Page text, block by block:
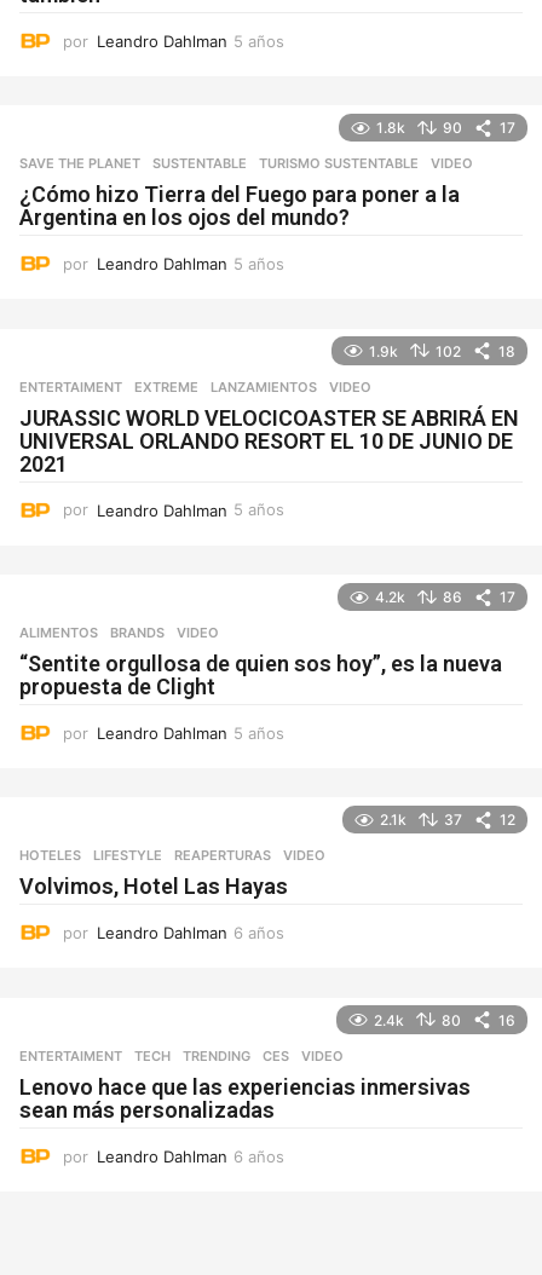
por Leandro Dahlman 5 años
1.8k 90 17
SAVE THE PLANET ,SUSTENTABLE ,TURISMO SUSTENTABLE VIDEO
¿Cómo hizo Tierra del Fuego para poner a la
Argentina en los ojos del mundo?
por Leandro Dahlman 5 años
1.9k 102 18
ENTERTAIMENT ,EXTREME ,LANZAMIENTOS VIDEO
JURASSIC WORLD VELOCICOASTER SE ABRIRÁ EN
UNIVERSAL ORLANDO RESORT EL 10 DE JUNIO DE
2021
por Leandro Dahlman 5 años
4.2k 86 17
ALIMENTOS ,BRANDS VIDEO
“Sentite orgullosa de quien sos hoy”, es la nueva
propuesta de Clight
por Leandro Dahlman 5 años
2.1k 37 12
HOTELES ,LIFESTYLE REAPERTURAS ,VIDEO
Volvimos, Hotel Las Hayas
por Leandro Dahlman 6 años
2.4k 80 16
ENTERTAIMENT ,TECH ,TRENDING CES ,VIDEO
Lenovo hace que las experiencias inmersivas
sean más personalizadas
por Leandro Dahlman 6 años